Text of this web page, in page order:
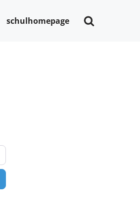
schulhomepage